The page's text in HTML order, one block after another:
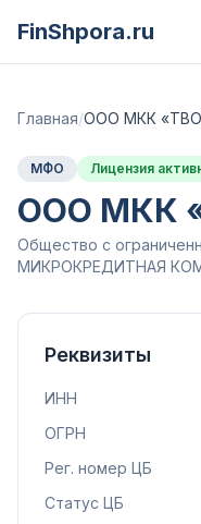
FinShpora.ru
Главная/ООО МКК
МФО Лицензия
ООО МКК
Общество с
МИКРОКРЕДИТНАЯ
Реквизиты
ИНН
ОГРН
Рег. номер ЦБ
Статус ЦБ